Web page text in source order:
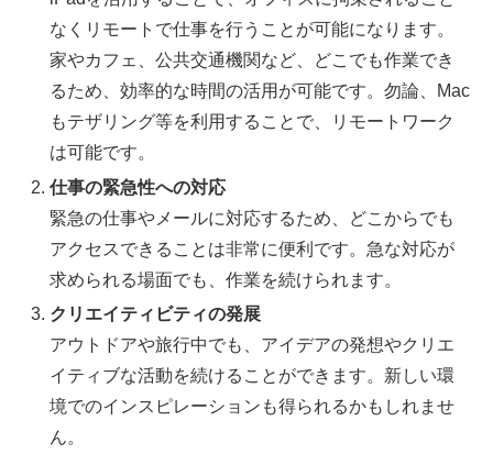
なくリモートで仕事を行うことが可能になります。
家やカフェ、公共交通機関など、どこでも作業でき
るため、効率的な時間の活用が可能です。勿論、Mac
もテザリング等を利用することで、リモートワーク
は可能です。
仕事の緊急性への対応
緊急の仕事やメールに対応するため、どこからでも
アクセスできることは非常に便利です。急な対応が
求められる場面でも、作業を続けられます。
クリエイティビティの発展
アウトドアや旅行中でも、アイデアの発想やクリエ
イティブな活動を続けることができます。新しい環
境でのインスピレーションも得られるかもしれませ
ん。